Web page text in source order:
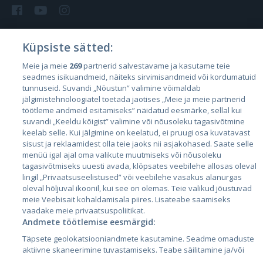
Страны
Эстония
Латвия
Литва
City24.lv
City24.ee
CVbankas.lt
Kainos.lt
Küpsiste sätted:
Meie ja meie 269partnerid salvestavame ja kasutame teie
seadmes isikuandmeid, näiteks sirvimisandmeid või kordumatuid
tunnuseid. Suvandi „Nõustun” valimine võimaldab
jälgimistehnoloogiatel toetada jaotises „Meie ja meie partnerid
töötleme andmeid esitamiseks” näidatud eesmärke, sellal kui
suvandi „Keeldu kõigist” valimine või nõusoleku tagasivõtmine
keelab selle. Kui jälgimine on keelatud, ei pruugi osa kuvatavast
sisust ja reklaamidest olla teie jaoks nii asjakohased. Saate selle
menüü igal ajal oma valikute muutmiseks või nõusoleku
tagasivõtmiseks uuesti avada, klõpsates veebilehe allosas oleval
lingil „Privaatsuseelistused” või veebilehe vasakus alanurgas
oleval hõljuval ikoonil, kui see on olemas. Teie valikud jõustuvad
meie Veebisait kohaldamisala piires. Lisateabe saamiseks
vaadake meie privaatsuspoliitikat.
Andmete töötlemise eesmärgid:
Täpsete geolokatsiooniandmete kasutamine. Seadme omaduste
aktiivne skaneerimine tuvastamiseks. Teabe säilitamine ja/või